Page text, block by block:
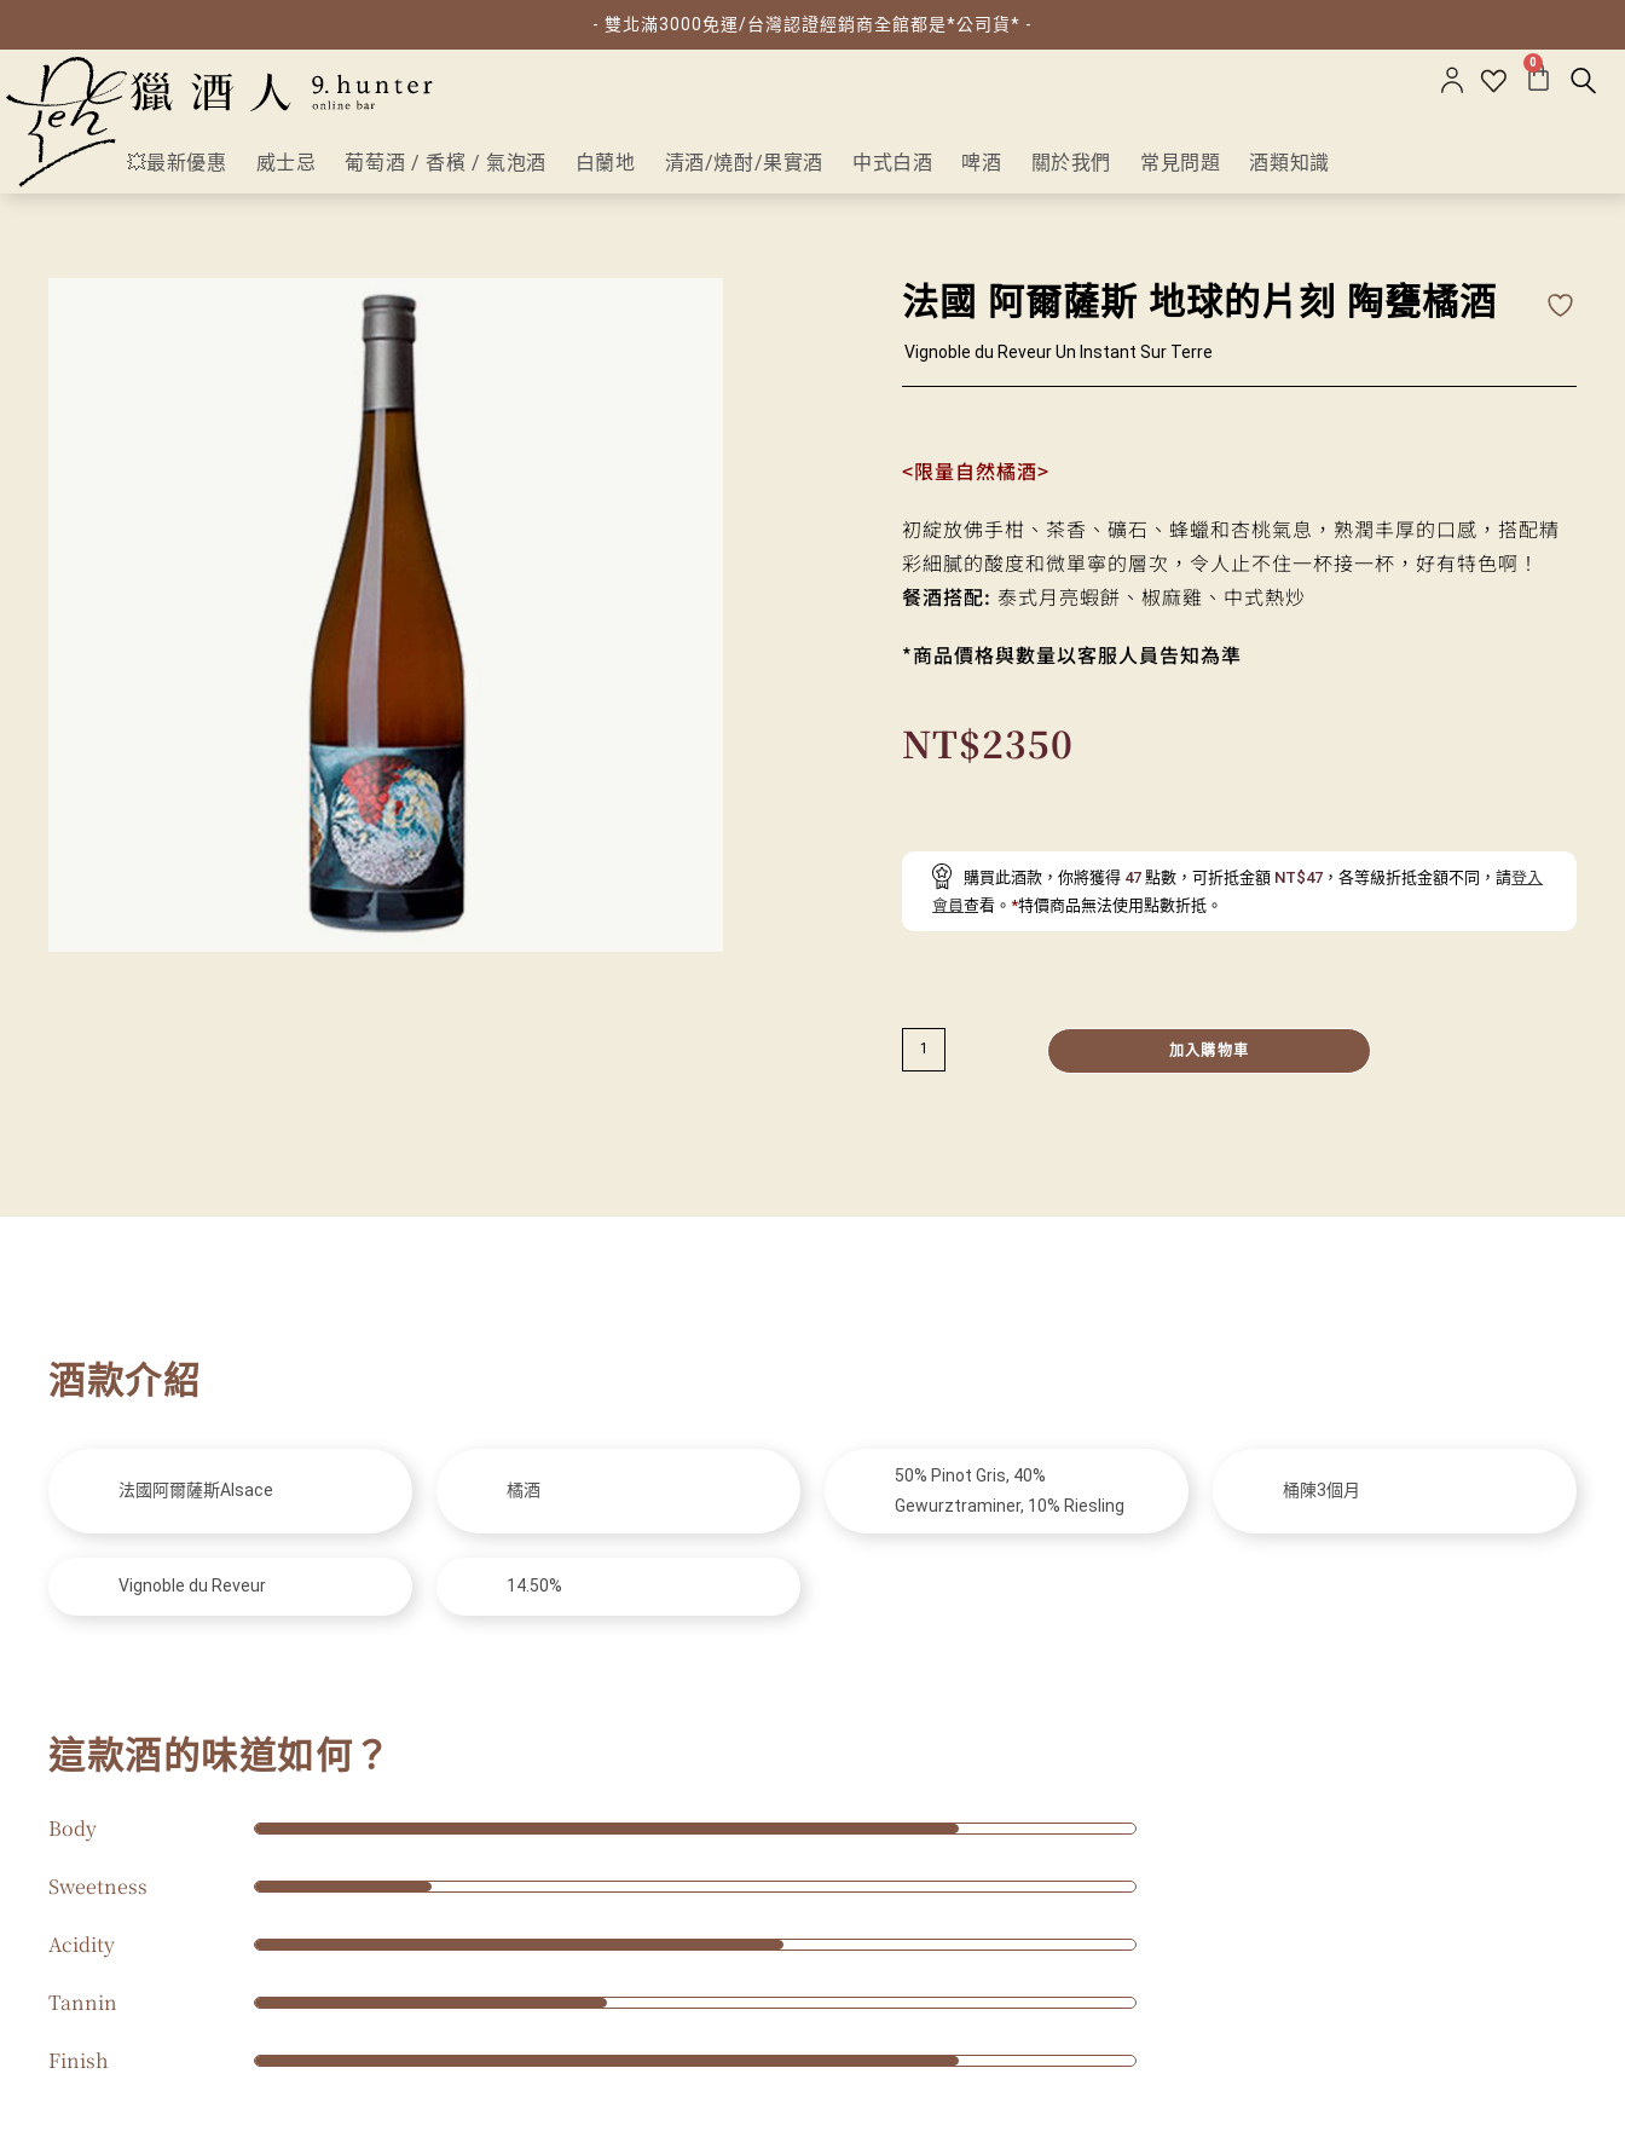
- 雙北滿3000免運/台灣認證經銷商全館都是*公司貨* -
0
💥最新優惠 威士忌 葡萄酒 / 香檳 / 氣泡酒 白蘭地 清酒/燒酎/果實酒 中式白酒 啤酒 關於我們 常見問題 酒類知識
法國 阿爾薩斯 地球的片刻 陶甕橘酒
Vignoble du Reveur Un Instant Sur Terre
<限量自然橘酒>
初綻放佛手柑、茶香、礦石、蜂蠟和杏桃氣息，熟潤丰厚的口感，搭配精
彩細膩的酸度和微單寧的層次，令人止不住一杯接一杯，好有特色啊！
餐酒搭配: 泰式月亮蝦餅、椒麻雞、中式熱炒
*商品價格與數量以客服人員告知為準
NT$2350
購買此酒款，你將獲得 47 點數，可折抵金額 NT$47 ，各等級折抵金額不同，請登入
會員查看。*特價商品無法使用點數折抵。
加入購物車
酒款介紹
法國阿爾薩斯Alsace 橘酒
50% Pinot Gris, 40%
Gewurztraminer, 10% Riesling
桶陳3個月
Vignoble du Reveur 14.50%
這款酒的味道如何？
Body
Sweetness
Acidity
Tannin
Finish